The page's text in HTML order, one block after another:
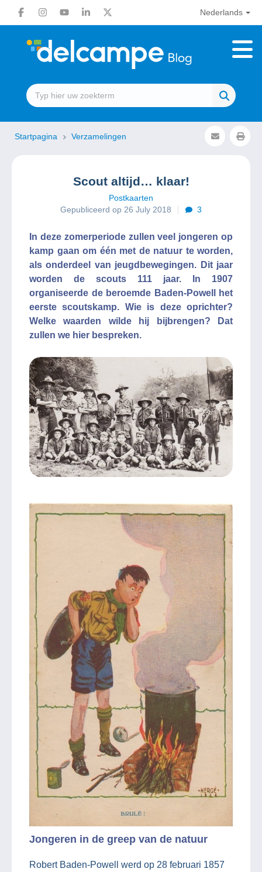
Nederlands
Startpagina Verzamelingen
Scout altijd… klaar!
Postkaarten
Gepubliceerd op 26 July 2018
3
In deze zomerperiode zullen veel jongeren op
kamp gaan om één met de natuur te worden,
als onderdeel van jeugdbewegingen. Dit jaar
worden de scouts 111 jaar. In 1907
organiseerde de beroemde Baden-Powell het
eerste scoutskamp. Wie is deze oprichter?
Welke waarden wilde hij bijbrengen? Dat
zullen we hier bespreken.
Jongeren in de greep van de natuur
Robert Baden-Powell werd op 28 februari 1857